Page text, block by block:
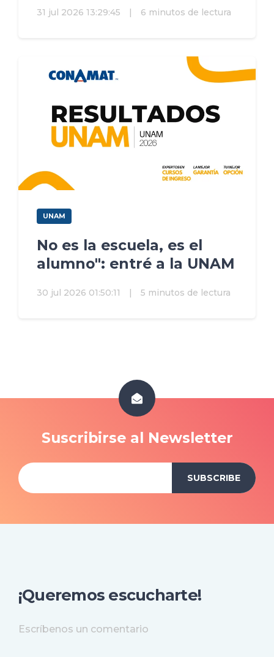
31 jul 2026 13:29:45 | 6 minutos de lectura
UNAM
No es la escuela, es el
alumno": entré a la UNAM
30 jul 2026 01:50:11 | 5 minutos de lectura
Suscribirse al Newsletter
¡Queremos escucharte!
Escríbenos un comentario